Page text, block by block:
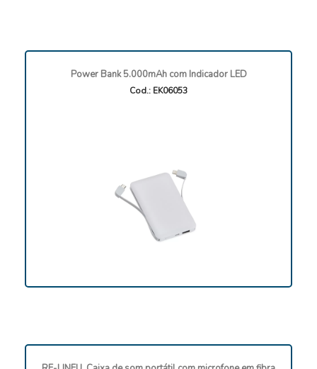
Power Bank 5.000mAh com Indicador LED
Cod.: EK06053